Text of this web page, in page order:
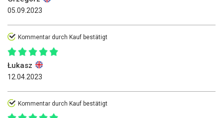
05.09.2023
Kommentar durch Kauf bestätigt
Łukasz
12.04.2023
Kommentar durch Kauf bestätigt